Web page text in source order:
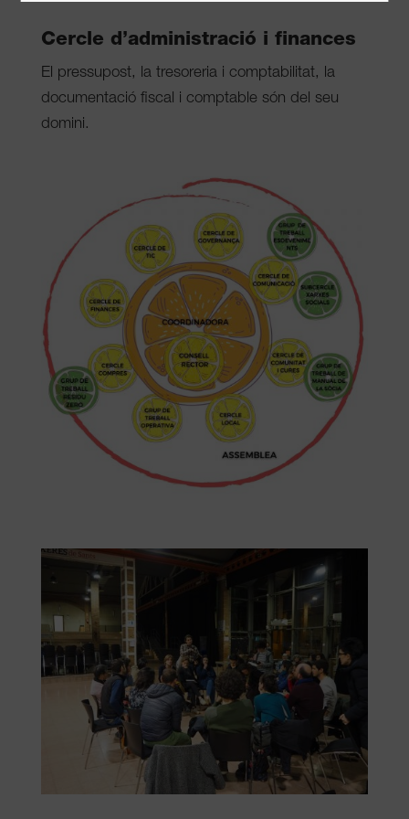
Cercle d’administració i finances
El pressupost, la tresoreria i comptabilitat, la
documentació fiscal i comptable són del seu
domini.